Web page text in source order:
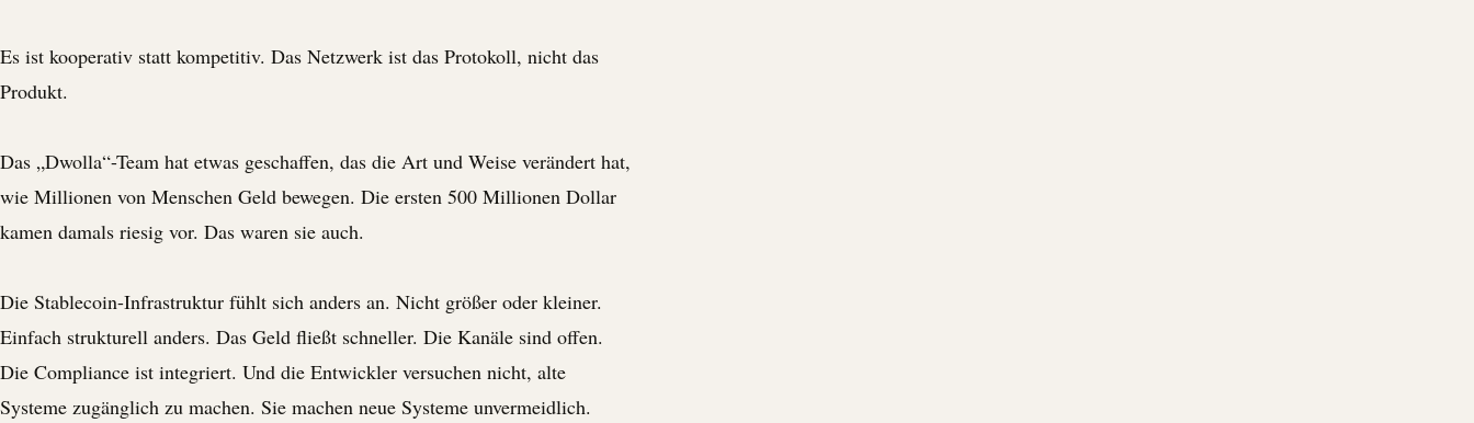
Es ist kooperativ statt kompetitiv. Das Netzwerk ist das Protokoll, nicht das
Produkt.
Das „Dwolla“-Team hat etwas geschaffen, das die Art und Weise verändert hat,
wie Millionen von Menschen Geld bewegen. Die ersten 500 Millionen Dollar
kamen damals riesig vor. Das waren sie auch.
Die Stablecoin-Infrastruktur fühlt sich anders an. Nicht größer oder kleiner.
Einfach strukturell anders. Das Geld fließt schneller. Die Kanäle sind offen.
Die Compliance ist integriert. Und die Entwickler versuchen nicht, alte
Systeme zugänglich zu machen. Sie machen neue Systeme unvermeidlich.